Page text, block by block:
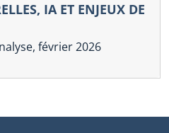
IA ET ENJEUX DE
février 2026